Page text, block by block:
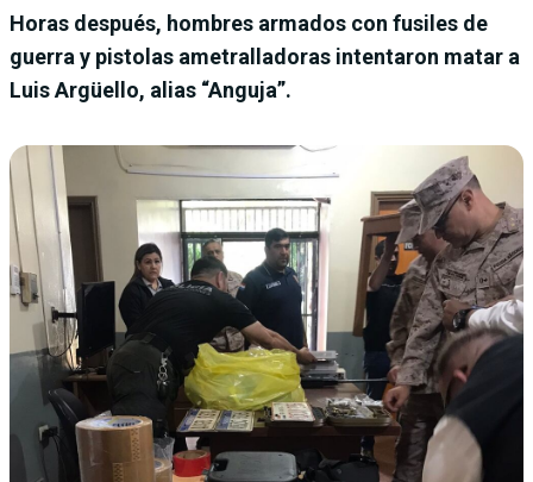
Horas después, hombres armados con fusiles de
guerra y pistolas ametralladoras intentaron matar a
Luis Argüello, alias “Anguja”.